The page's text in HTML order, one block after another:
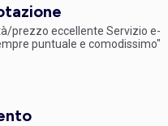
prezzo eccellente Servizio e-
puntuale e comodissimo"